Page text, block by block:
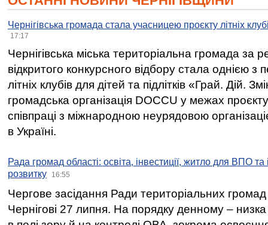
Чернігівська громада стала учасницею проєкту літніх
17:17
Чернігівська міська територіальна громада за
відкритого конкурсного відбору стала однією
літніх клубів для дітей та підлітків «Грай. Дій.
громадська організація DOCCU у межах
співпраці з міжнародною неурядовою
в Україні.
Рада громад області: освіта, інвестиції, житло для ВПО
розвитку
16:55
Чергове засідання Ради територіальних громад
Чернігові 27 липня. На порядку денному –